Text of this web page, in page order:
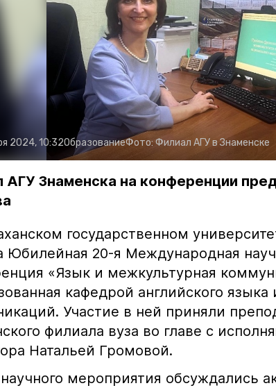
2024, 10:32ОбразованиеФото: Филиал АГУ в Знаменске
АГУ Знаменска на конференции
государственном
Юбилейная 20-я Международная
«Язык и межкультурная
кафедрой английского
Участие в ней приняли
филиала вуза во главе с
Натальей Громовой.
мероприятия обсуждались